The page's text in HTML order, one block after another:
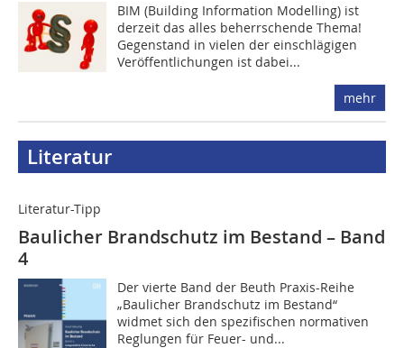
BIM (Building Information Modelling) ist
derzeit das alles beherrschende Thema!
Gegenstand in vielen der einschlägigen
Veröffentlichungen ist dabei...
mehr
Literatur
Literatur-Tipp
Baulicher Brandschutz im Bestand – Band
4
Der vierte Band der Beuth Praxis-Reihe
„Baulicher Brandschutz im Bestand“
widmet sich den spezifischen normativen
Reglungen für Feuer- und...